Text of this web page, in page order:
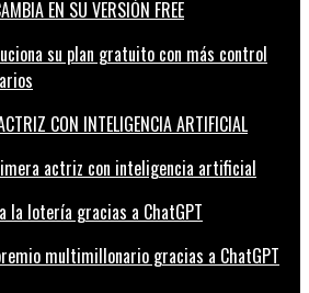
su plan gratuito con más control
actriz con inteligencia artificial
multimillonario gracias a ChatGPT